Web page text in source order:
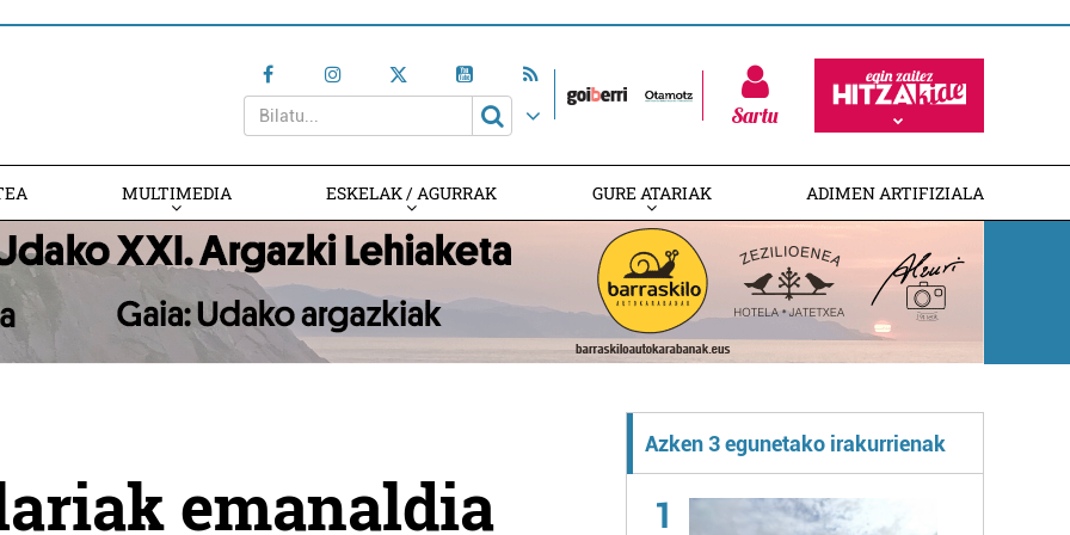
Sartu
MULTIMEDIA ESKELAK / AGURRAK GURE ATARIAK ADIMEN ARTIFIZIALA
emanaldia
Azken 3 egunetako irakurrienak
1